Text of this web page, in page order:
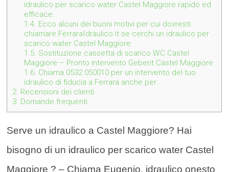
idraulico per scarico water Castel Maggiore rapido ed
efficace.
1.4. Ecco alcuni dei buoni motivi per cui dovresti
chiamare FerraraIdraulico.it se cerchi un idraulico per
scarico water Castel Maggiore
1.5. Sostituzione cassetta di scarico WC Castel
Maggiore – Pronto intervento Geberit Castel Maggiore
1.6. Chiama 0532 050010 per un intervento del tuo
idraulico di fiducia a Ferrara anche per:
2. Recensioni dei clienti
3. Domande frequenti
Serve un idraulico a Castel Maggiore? Hai
bisogno di un idraulico per scarico water Castel
Maggiore ? – Chiama Eugenio, idraulico onesto